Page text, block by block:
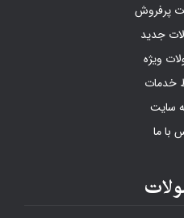
پرفروش
جدید
ویژه
خدمات
سایت
با ما